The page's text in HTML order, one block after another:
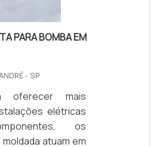
custos,
PARA BOMBA EM
- SP
oferecer mais
elétricas
os
atuam em